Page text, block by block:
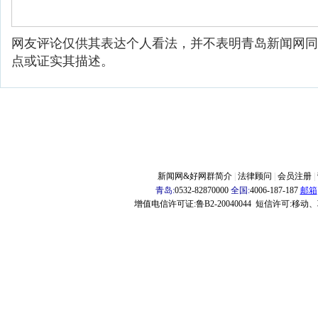
网友评论仅供其表达个人看法，并不表明青岛新闻网
点或证实其描述。